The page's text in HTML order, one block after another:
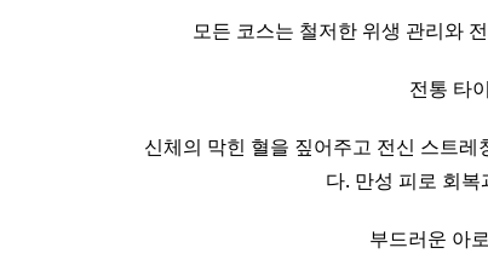
모든 코스는 철저한 위생 관리와
전통 타
신체의 막힌 혈을 짚어주고 전신 스트
다. 만성 피로 회
부드러운 아